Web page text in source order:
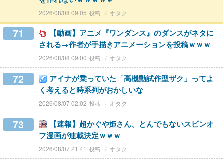
2026/08/08 09:05 オタク
71
【動画】アニメ『ワンダンス』のダンスがネタに
される→作者が手描きアニメーションを投稿ｗｗｗ
2026/08/08 09:00 オタク
72
アイナが乗っていた「高機動試作型ザク」ってよ
く考えると時系列がおかしいな
2026/08/07 02:02 オタク
73
【速報】超かぐや姫さん、とんでもないスピンオ
フ漫画が連載決定ｗｗｗ
2026/08/07 21:41 オタク